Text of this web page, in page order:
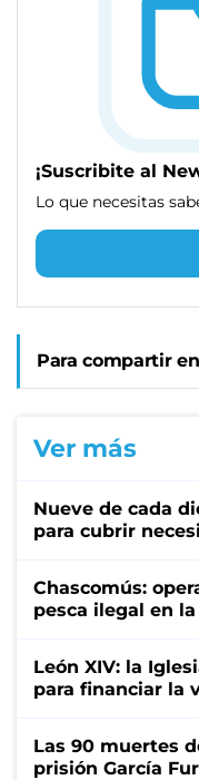
¡Suscribite al
Lo que necesitas
Para compartir
Ver más
Nueve de cada
para cubrir
Chascomús:
pesca ilegal en
León XIV: la
para financiar la
Las 90 muertes
prisión García